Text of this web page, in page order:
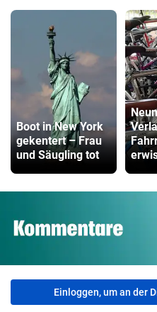
Boot in New York
gekentert – Frau
und Säugling tot
Einloggen, um an der